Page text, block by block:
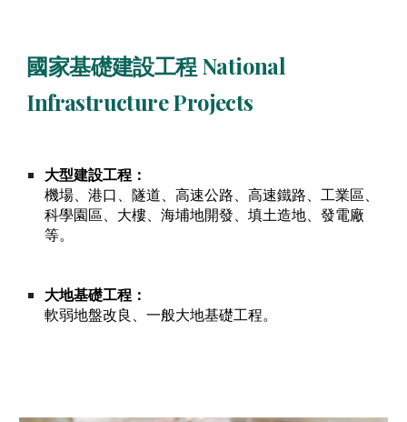
國家基礎建設工程 National
Infrastructure Projects
大型建設工程：
機場、港口、隧道、高速公路、高速鐵路、工業區、
科學園區、大樓、海埔地開發、填土造地、發電廠
等。
大地基礎工程：
軟弱地盤改良、一般大地基礎工程。